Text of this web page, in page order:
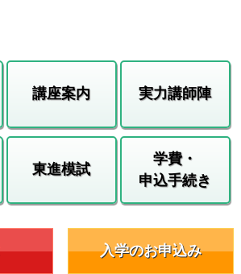
講座案内 実力講師陣
東進模試
学費・
申込手続き
入学のお申込み